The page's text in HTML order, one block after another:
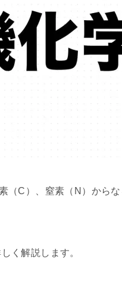
（C）、窒素（N）から
く解説します。